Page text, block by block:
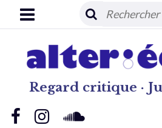
Regard critique ·